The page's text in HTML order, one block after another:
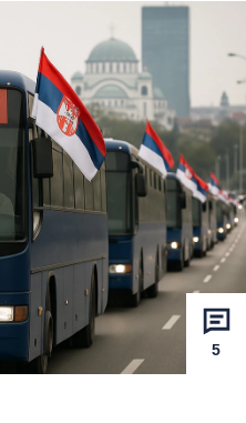
5